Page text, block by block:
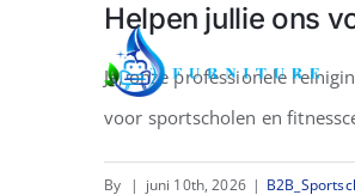
Helpen jullie ons
Ja, onze professionele
voor sportscholen en
By | juni 10th, 2026 |